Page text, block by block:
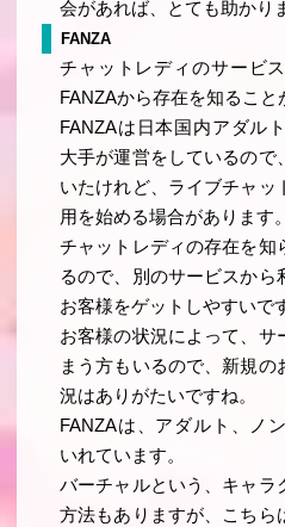
会があれば、とても助かり
FANZA
チャットレディのサービ
FANZAから存在を知ること
FANZAは日本国内アダル
大手が運営をしているので
いたけれど、ライブチャッ
用を始める場合があります。
チャットレディの存在を知
るので、別のサービスから
お客様をゲットしやすいで
お客様の状況によって、サ
まう方もいるので、新規の
況はありがたいですね。
FANZAは、アダルト、ノ
いれています。
バーチャルという、キャラ
方法もありますが、こちら